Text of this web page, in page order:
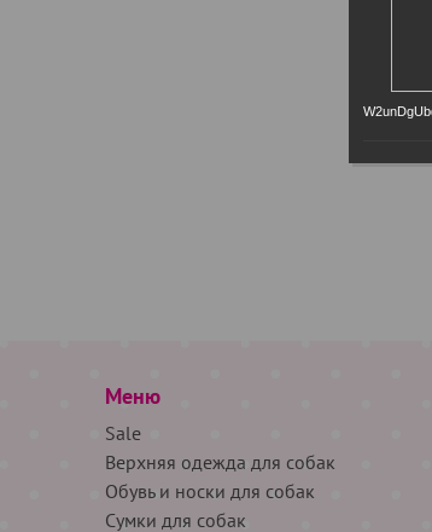
Меню
Sale
Верхняя одежда для собак
Обувь и носки для собак
Сумки для собак